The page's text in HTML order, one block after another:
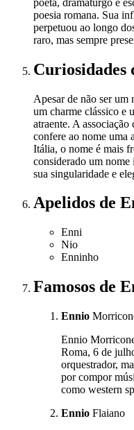
poesia romana. Sua
perpetuou ao longo
raro, mas sempre
Curiosidades
Apesar de não ser
um charme clássico e
atraente. A
confere ao nome uma
Itália, o nome é mais
considerado um
sua singularidade e
Apelidos de
Enni
Nio
Enninho
Famosos de
Ennio
Ennio
Roma, 6 de
orquestrador,
por compor
como western
Ennio Flaiano